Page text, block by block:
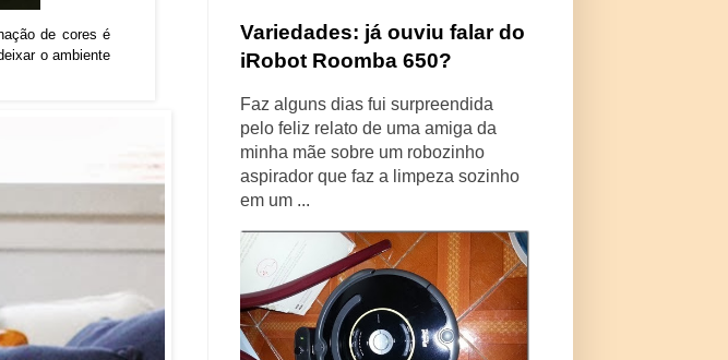
de cores é
o ambiente
Variedades: já ouviu falar do
iRobot Roomba 650?
Faz alguns dias fui surpreendida
pelo feliz relato de uma amiga da
minha mãe sobre um robozinho
aspirador que faz a limpeza sozinho
em um ...